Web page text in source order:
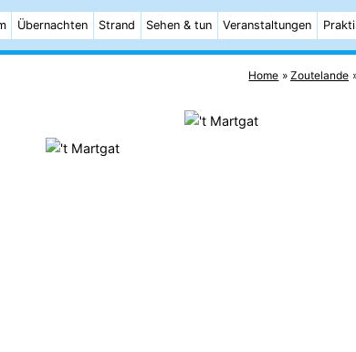
Übernachten Strand Sehen & tun Veranstaltungen
Home Zoutelande